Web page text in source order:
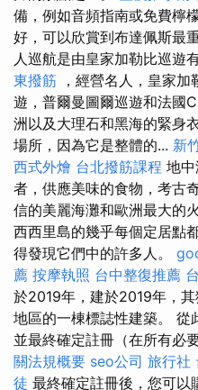
備，例如音頻指南或免費檸
好，可以欣賞到布達佩斯最
人巡航是由皇家加勒比巡遊
東撥筋 ，經營名人，皇家
遊，普爾曼圖爾巡遊和法國
洲以及大理石和黑海的緊身
場所，因為它是整體的... 新
西式外燴 台北撥筋課程 地
者，供應美味的食物，考古
信的美麗海灘和歐洲最大的
西西里島的幾乎每個定居點
得發現它們中的許多人。
薦 按摩執照 台中整復推薦
於2019年，建於2019年，
地區的一棟標誌性建築。 從
並最終確定註冊（在所有必
關法規概要 seo公司 旅行社
徒 最終確定註冊後，您可以